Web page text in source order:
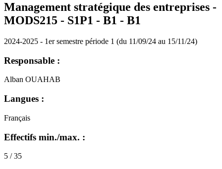
Management stratégique des entreprises -
MODS215 - S1P1 - B1 - B1
2024-2025 - 1er semestre période 1 (du 11/09/24 au 15/11/24)
Responsable :
Alban OUAHAB
Langues :
Français
Effectifs min./max. :
5 / 35